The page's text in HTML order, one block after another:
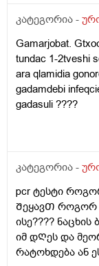
კატეგორია -
Gamarjobat.
tundac 1-2tveshi
ara qlamidia
gadamdebi
gadasuli ????
კატეგორია -
pcr ტესტი
ᲨეყავᲗ როგორ
ისე????
იმ დᲦეს და
რატოხდება ან